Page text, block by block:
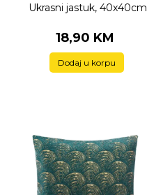
Ukrasni jastuk, 40x40cm
18,90 KM
Dodaj u korpu